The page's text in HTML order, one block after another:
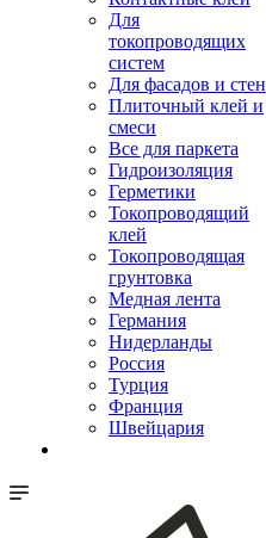
Для
токопроводящих
систем
Для фасадов и стен
Плиточный клей и
смеси
Все для паркета
Гидроизоляция
Герметики
Токопроводящий
клей
Токопроводящая
грунтовка
Медная лента
Германия
Нидерланды
Россия
Турция
Франция
Швейцария